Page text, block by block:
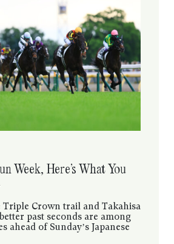
Week, Here’s What You
Triple Crown trail and Takahisa
past seconds are among
ahead of Sunday’s Japanese